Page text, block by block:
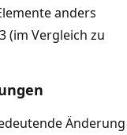
anders
(im Vergleich zu
Änderung